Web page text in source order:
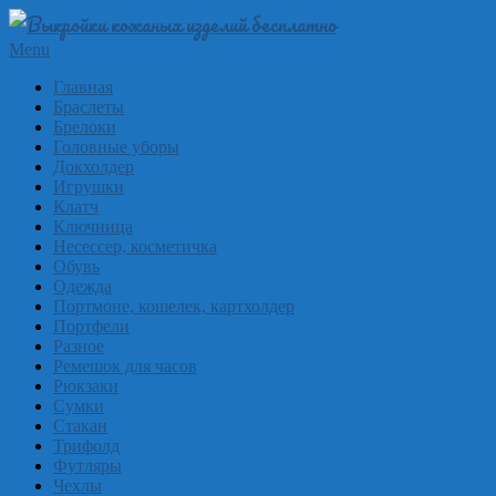
Skip
content
Выкройки
кожи
бесплатно
Skinpat
Primary
Menu
Menu
Главная
Браслеты
Брелоки
Головные уборы
Докхолдер
Игрушки
Клатч
Ключница
Несессер, косметичка
Обувь
Одежда
Портмоне, кошелек, картхолдер
Портфели
Разное
Ремешок для часов
Рюкзаки
Сумки
Стакан
Трифолд
Футляры
Чехлы